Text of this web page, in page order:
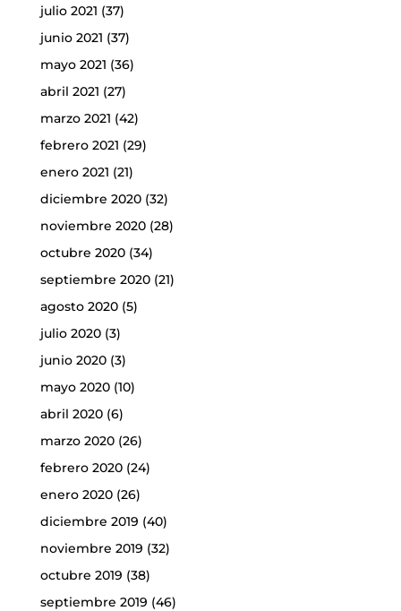
julio 2021 (37)
junio 2021 (37)
mayo 2021 (36)
abril 2021 (27)
marzo 2021 (42)
febrero 2021 (29)
enero 2021 (21)
diciembre 2020(32)
noviembre 2020(28)
octubre 2020(34)
septiembre 2020(21)
agosto 2020(5)
julio 2020(3)
junio 2020(3)
mayo 2020(10)
abril 2020(6)
marzo 2020(26)
febrero 2020(24)
enero 2020(26)
diciembre 2019 (40)
noviembre 2019 (32)
octubre 2019 (38)
septiembre 2019 (46)